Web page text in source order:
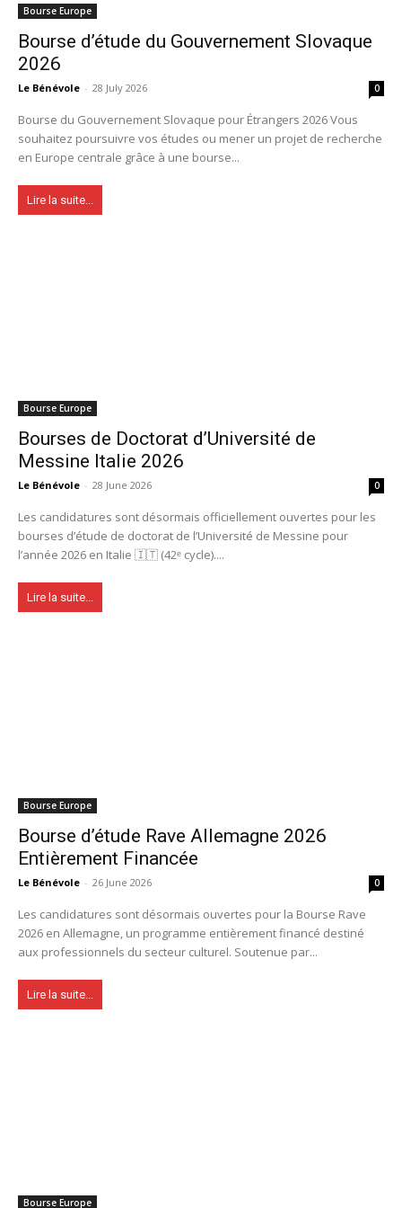
Bourse Europe
Bourse d’étude du Gouvernement Slovaque
2026
Le Bénévole - 28 July 2026 0
Bourse du Gouvernement Slovaque pour Étrangers 2026 Vous
souhaitez poursuivre vos études ou mener un projet de recherche
en Europe centrale grâce à une bourse...
Lire la suite...
Bourse Europe
Bourses de Doctorat d’Université de
Messine Italie 2026
Le Bénévole - 28 June 2026 0
Les candidatures sont désormais officiellement ouvertes pour les
bourses d’étude de doctorat de l’Université de Messine pour
l’année 2026 en Italie 🇮🇹 (42ᵉ cycle)....
Lire la suite...
Bourse Europe
Bourse d’étude Rave Allemagne 2026
Entièrement Financée
Le Bénévole - 26 June 2026 0
Les candidatures sont désormais ouvertes pour la Bourse Rave
2026 en Allemagne, un programme entièrement financé destiné
aux professionnels du secteur culturel. Soutenue par...
Lire la suite...
Bourse Europe